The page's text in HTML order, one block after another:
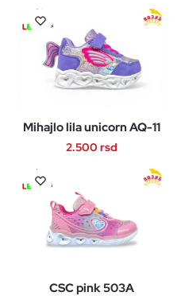
stranici
proizvoda.
proizvod
ima
više
varijanti.
mogu
biti
stranici
proizvoda.
Mihajlo lila unicorn AQ-11
2.500rsd
ima
više
varijanti.
mogu
CSC pink 503A